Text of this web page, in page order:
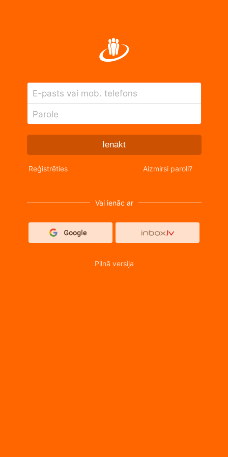
E-pasts vai mob. telefons
Parole
Ienākt
Reģistrēties Aizmirsi paroli?
Vai ienāc ar
Pilnā versija